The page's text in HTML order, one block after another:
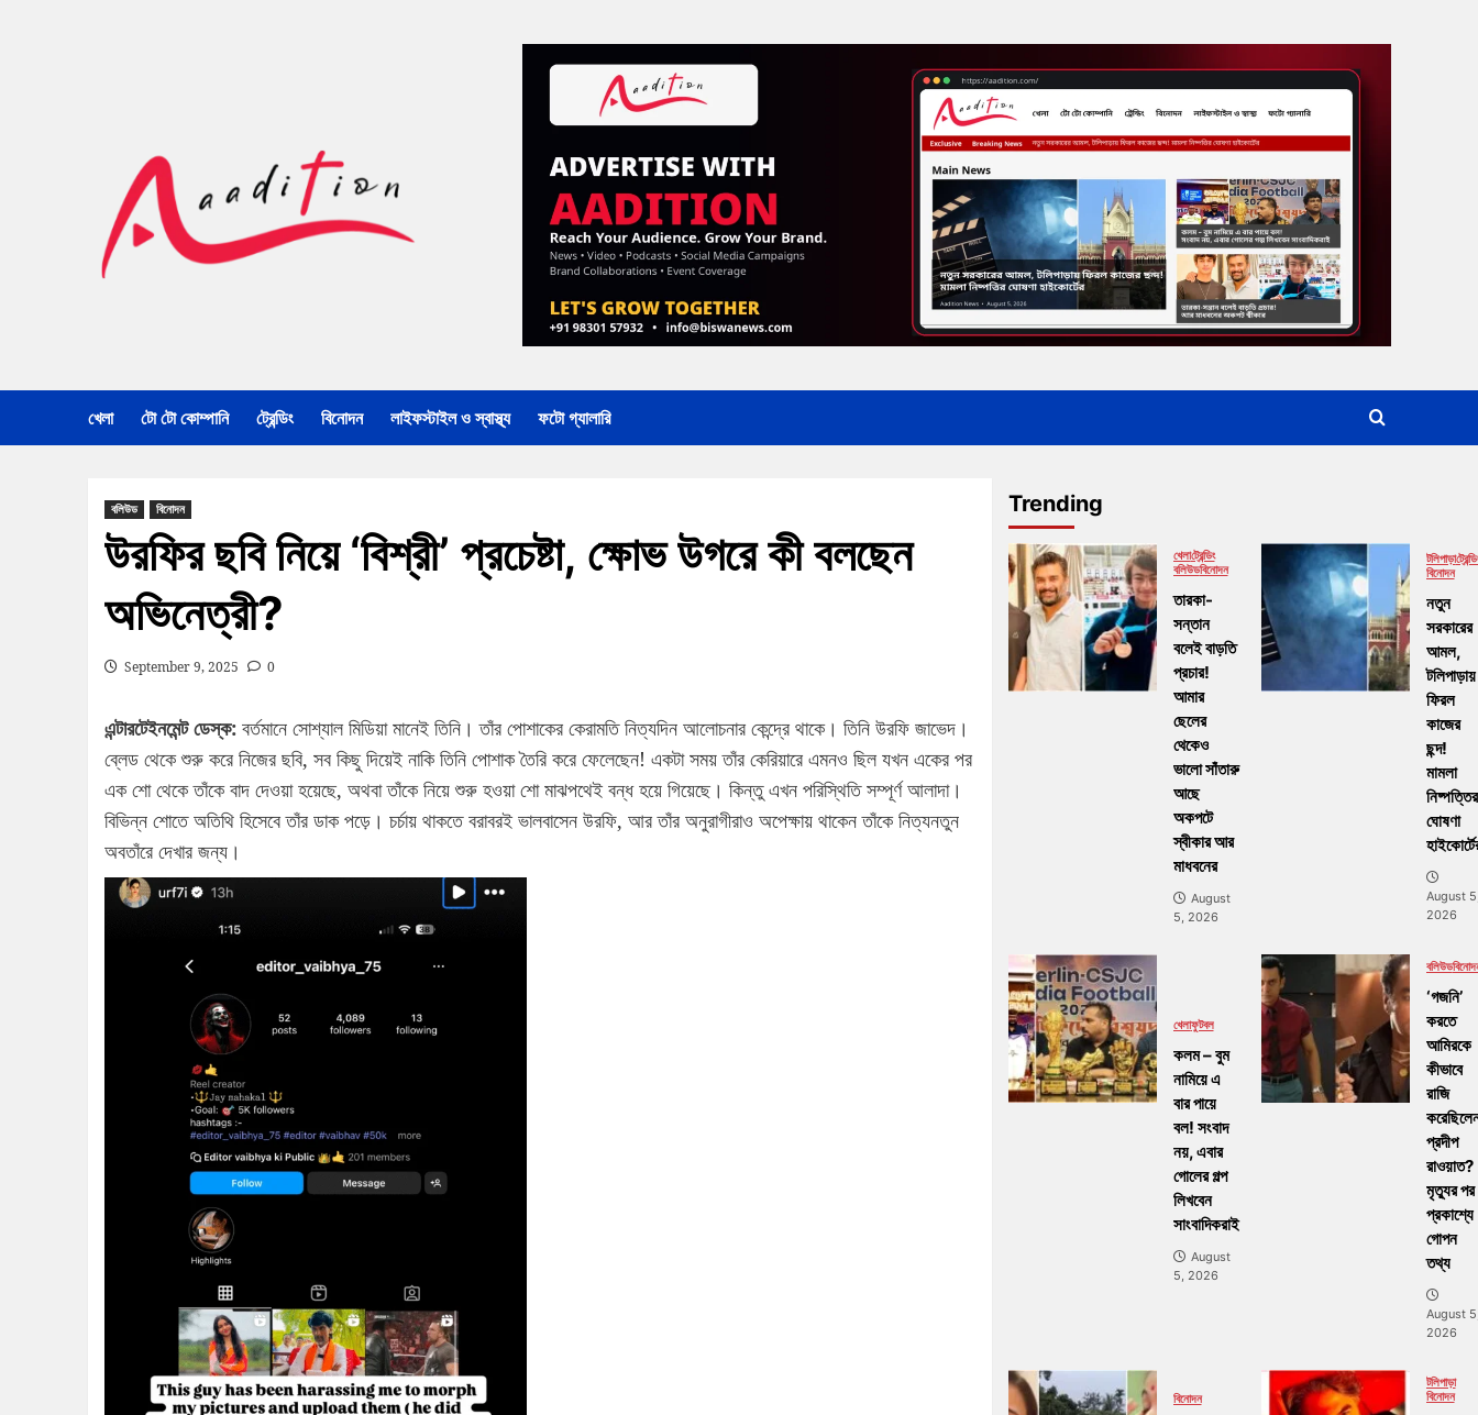
খেলা টো টো কোম্পানি ট্রেন্ডিং বিনোদন লাইফস্টাইল ও স্বাস্থ্য ফটো গ্যালারি
বলিউড বিনোদন
উরফির ছবি নিয়ে ‘বিশ্রী’ প্রচেষ্টা, ক্ষোভ উগরে কী বলছেন
অভিনেত্রী?
September 9, 2025 0
এন্টারটেইনমেন্ট ডেস্ক: বর্তমানে সোশ্যাল মিডিয়া মানেই তিনি। তাঁর পোশাকের কেরামতি নিত্যদিন আলোচনার কেন্দ্রে থাকে। তিনি উরফি জাভেদ।
ব্লেড থেকে শুরু করে নিজের ছবি, সব কিছু দিয়েই নাকি তিনি পোশাক তৈরি করে ফেলেছেন! একটা সময় তাঁর কেরিয়ারে এমনও ছিল যখন একের পর
এক শো থেকে তাঁকে বাদ দেওয়া হয়েছে, অথবা তাঁকে নিয়ে শুরু হওয়া শো মাঝপথেই বন্ধ হয়ে গিয়েছে। কিন্তু এখন পরিস্থিতি সম্পূর্ণ আলাদা।
বিভিন্ন শোতে অতিথি হিসেবে তাঁর ডাক পড়ে। চর্চায় থাকতে বরাবরই ভালবাসেন উরফি, আর তাঁর অনুরাগীরাও অপেক্ষায় থাকেন তাঁকে নিত্যনতুন
অবতাঁরে দেখার জন্য।
Trending
খেলাট্রেন্ডিং
বলিউডবিনোদন
তারকা-
সন্তান
বলেই বাড়তি
প্রচার!
আমার
ছেলের
থেকেও
ভালো সাঁতারু
আছে
অকপটে
স্বীকার আর
মাধবনের
August
5, 2026
টলিপাড়া
বিনোদন
নতুন
সরকারের
আমল,
টলিপাড়ায়
ফিরল
কাজের
ছন্দ!
মামলা
নিষ্পত্তির
ঘোষণা
August
2026
খেলাফুটবল
কলম – বুম
নামিয়ে এ
বার পায়ে
বল! সংবাদ
নয়, এবার
গোলের গল্প
লিখবেন
সাংবাদিকরাই
August
5, 2026
বলিউড
‘গজনি’
করতে
আমিরকে
কীভাবে
রাজি
প্রদীপ
রাওয়াত?
মৃত্যুর পর
প্রকাশ্যে
গোপন
তথ্য
August
2026
বিনোদন
টলিপাড়া
বিনোদন